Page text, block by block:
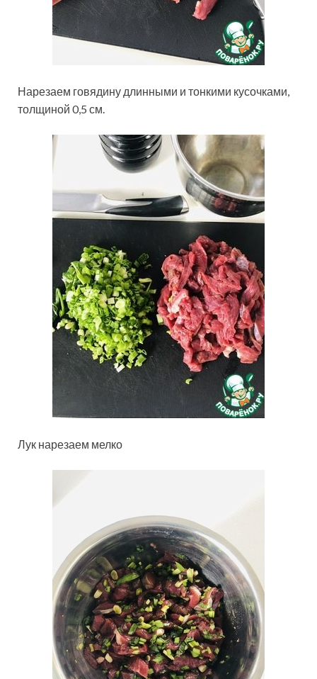
Нарезаем говядину длинными и тонкими кусочками,
толщиной 0,5 см.
Лук нарезаем мелко